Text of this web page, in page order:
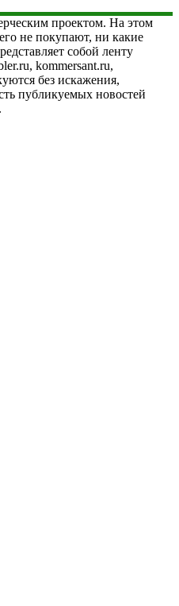
проектом. На этом
не покупают, ни какие
собой ленту
kommersant.ru,
без искажения,
публикуемых новостей